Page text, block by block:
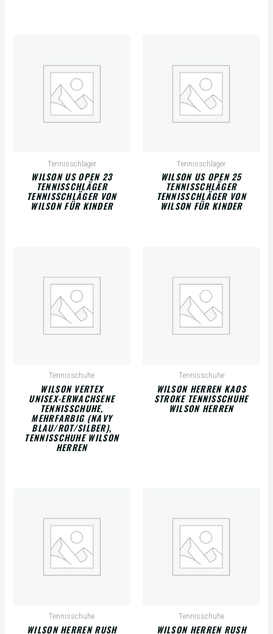
Tennisschläger
WILSON US OPEN 23
TENNISSCHLÄGER
TENNISSCHLÄGER VON
WILSON FÜR KINDER
Tennisschläger
WILSON US OPEN 25
TENNISSCHLÄGER
TENNISSCHLÄGER VON
WILSON FÜR KINDER
Tennisschuhe
WILSON VERTEX
UNISEX-ERWACHSENE
TENNISSCHUHE,
MEHRFARBIG (NAVY
BLAU/ROT/SILBER),
TENNISSCHUHE WILSON
HERREN
Tennisschuhe
WILSON HERREN KAOS
STROKE TENNISSCHUHE
WILSON HERREN
Tennisschuhe
WILSON HERREN RUSH
Tennisschuhe
WILSON HERREN RUSH